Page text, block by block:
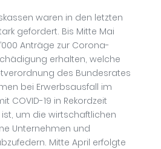
waren in den letzten
gefordert. Bis Mitte Mai
Anträge zur Corona-
erhalten, welche
des Bundesrates
bei Erwerbsausfall im
COVID-19 in Rekordzeit
um die wirtschaftlichen
Unternehmen und
Mitte April erfolgte